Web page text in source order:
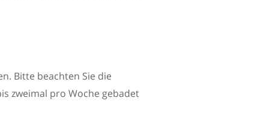
Bitte beachten Sie die
zweimal pro Woche gebadet